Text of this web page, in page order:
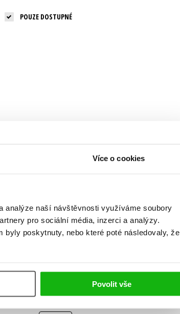
Více o cookies
analýze naší návštěvnosti využíváme soubory
pro sociální média, inzerci a analýzy.
poskytnuty, nebo které poté následovaly, že
Povolit vše
POUZE DOSTUPNÉ